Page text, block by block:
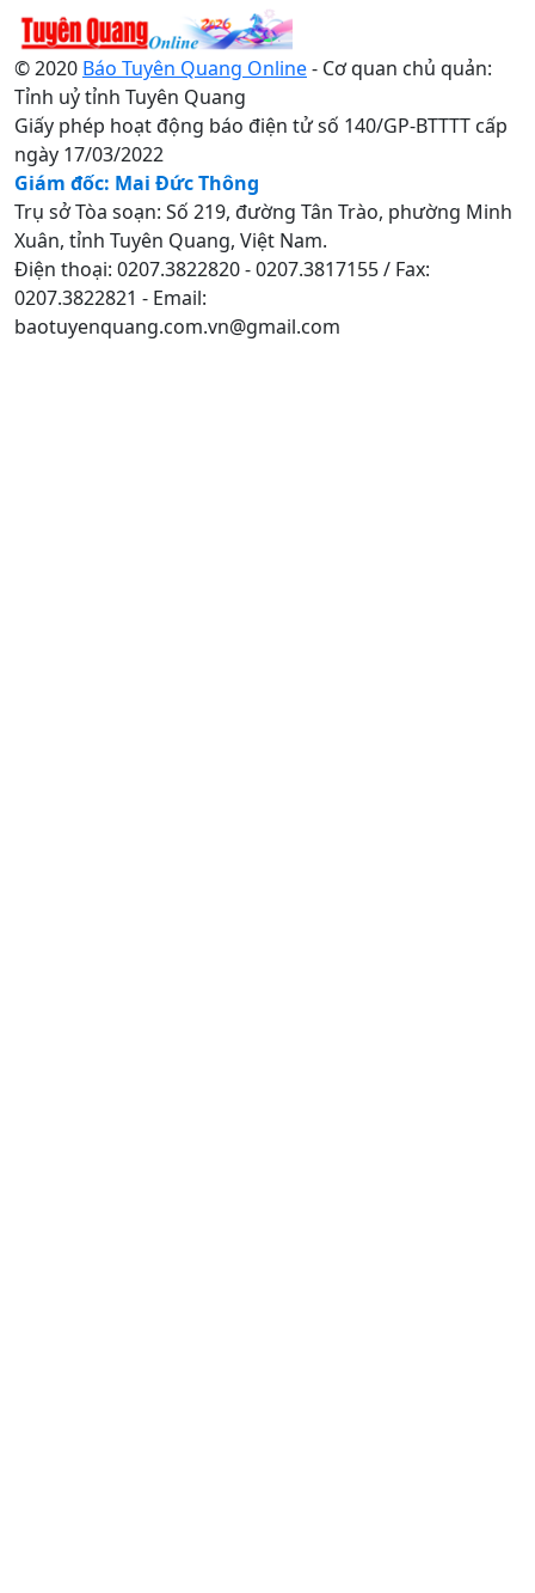
© 2020 Báo Tuyên Quang Online- Cơ quan chủ quản:
Tỉnh uỷ tỉnh Tuyên Quang
Giấy phép hoạt động báo điện tử số 140/GP-BTTTT cấp
ngày 17/03/2022
Giám đốc: Mai Đức Thông
Trụ sở Tòa soạn: Số 219, đường Tân Trào, phường Minh
Xuân, tỉnh Tuyên Quang, Việt Nam.
Điện thoại: 0207.3822820 - 0207.3817155 / Fax:
0207.3822821 - Email:
baotuyenquang.com.vn@gmail.com